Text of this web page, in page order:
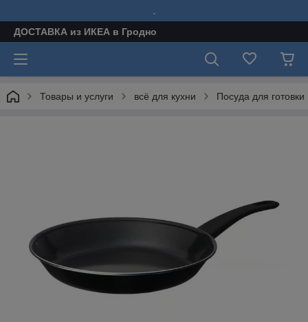
.
ДОСТАВКА из ИКЕА в Гродно
Товары и услуги всё для кухни Посуда для готовки